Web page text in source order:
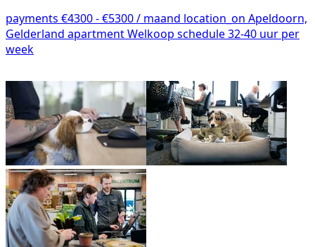
payments €4300 - €5300 / maand location_on Apeldoorn,
Gelderland apartmentWelkoop schedule32-40 uur per
week